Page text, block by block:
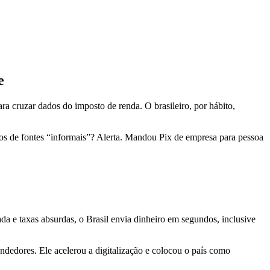
cruzar dados do imposto de renda. O brasileiro, por hábito,
de fontes “informais”? Alerta. Mandou Pix de empresa para pessoa
e taxas absurdas, o Brasil envia dinheiro em segundos, inclusive
Ele acelerou a digitalização e colocou o país como